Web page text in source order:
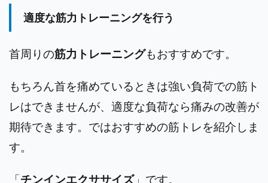
適度な筋力トレーニングを行う
首周りの筋力トレーニングもおすすめです。
もちろん首を痛めているときは強い負荷での筋ト
レはできませんが、適度な負荷なら痛みの改善が
期待できます。ではおすすめの筋トレを紹介しま
す。
「チンインエクササイズ」です。